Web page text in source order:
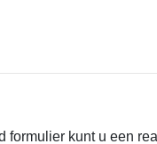
formulier kunt u een